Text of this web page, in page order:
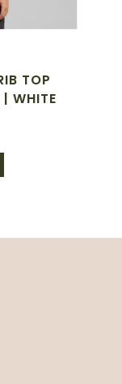
TOP
WHITE